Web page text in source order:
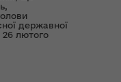
державної
26 лютого